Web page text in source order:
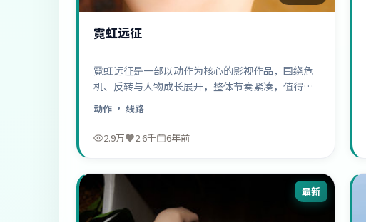
霓虹远征
霓虹远征是一部以动作为核心的影视作品，围绕危
机、反转与人物成长展开，整体节奏紧凑，值得推
荐观看。
动作 · 线路
2.9万 2.6千 6年前
最新